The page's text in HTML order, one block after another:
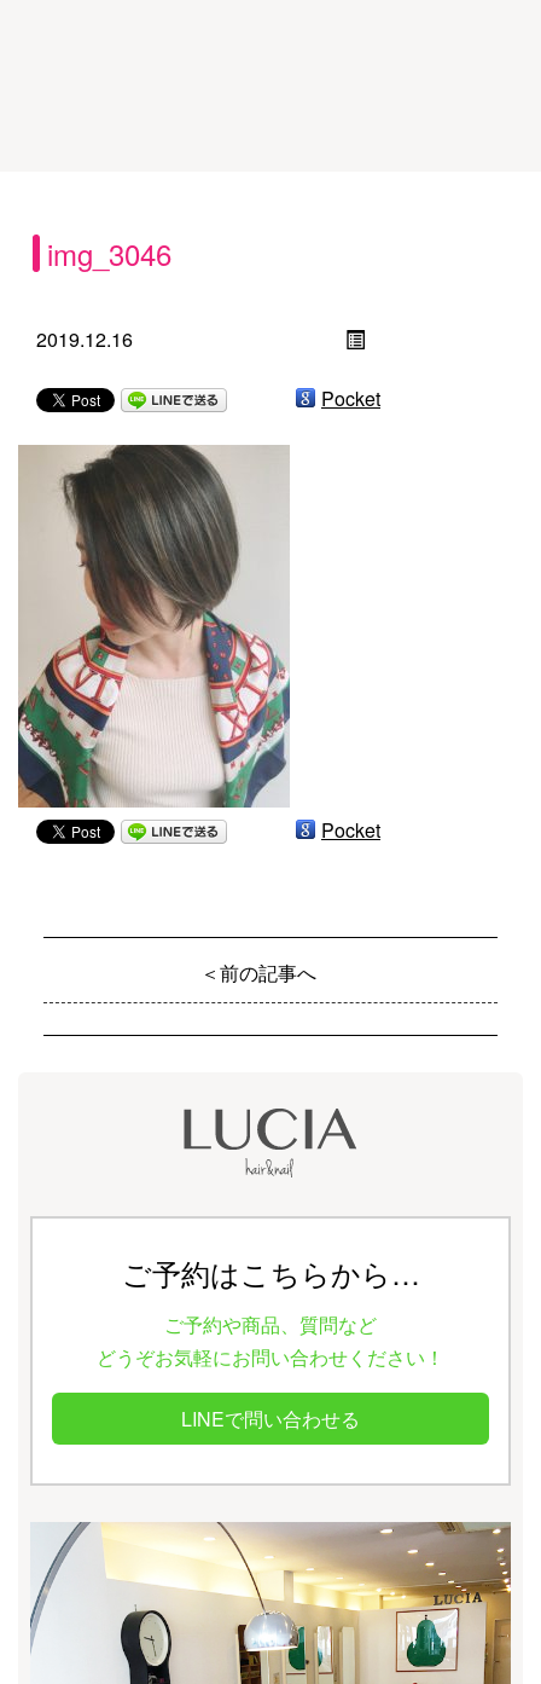
img_3046
2019.12.16
Pocket
Pocket
＜前の記事へ
ご予約はこちらから…
ご予約や商品、質問など
どうぞお気軽にお問い合わせください！
LINEで問い合わせる